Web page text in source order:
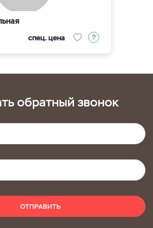
спец. цена
обратный звонок
ОТПРАВИТЬ